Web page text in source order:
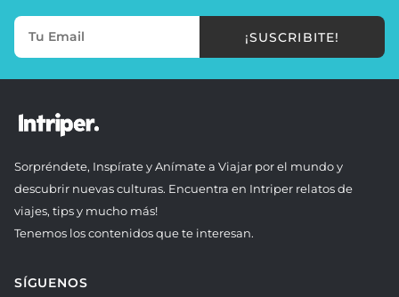
¡SUSCRIBITE!
Sorpréndete, Inspírate y Anímate a Viajar por el mundo y
descubrir nuevas culturas. Encuentra en Intriper relatos de
viajes, tips y mucho más!
Tenemos los contenidos que te interesan.
SÍGUENOS